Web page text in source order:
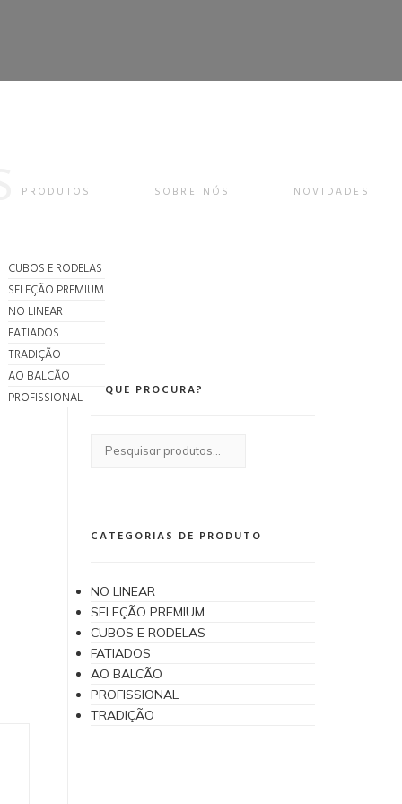
PRODUTOS
CUBOS E RODELAS
SELEÇÃO PREMIUM
NO LINEAR
FATIADOS
TRADIÇÃO
AO BALCÃO
PROFISSIONAL
SOBRE NÓS NOVIDADES
O QUE PROCURA?
Pesquisar
CATEGORIAS DE PRODUTO
NO LINEAR
SELEÇÃO PREMIUM
CUBOS E RODELAS
FATIADOS
AO BALCÃO
PROFISSIONAL
TRADIÇÃO